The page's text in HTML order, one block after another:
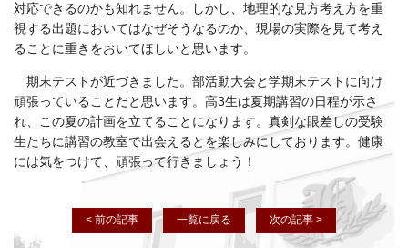
対応できるのかも知れません。しかし、地理的な見方考え方を重
視する出題においてはなぜそうなるのか、現場の実際を見て考え
ることに重きをおいてほしいと思います。
期末テストが近づきました。部活動大会と学期末テストに向け
頑張っていることだと思います。高3生は夏期講習の日程が示さ
れ、この夏の計画を立てることになります。真剣な眼差しの受験
生たちに講習の教室で出会えるとを楽しみにしております。健康
には気をつけて、頑張って行きましょう！
< 前の記事 一覧に戻る 次の記事 >